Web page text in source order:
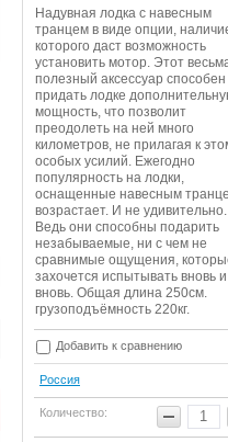
Надувная лодка с навесным
транцем в виде опции,
которого даст возможность
установить мотор. Этот
полезный аксессуар способен
придать лодке
мощность, что позволит
преодолеть на ней много
километров, не прилагая к
особых усилий. Ежегодно
популярность на лодки,
оснащенные навесным
возрастает. И не удивительно.
Ведь они способны подарить
незабываемые, ни с чем не
сравнимые ощущения,
захочется испытывать вновь и
вновь. Общая длина 250см.
грузоподъёмность 220кг.
Добавить к сравнению
Россия
Количество: